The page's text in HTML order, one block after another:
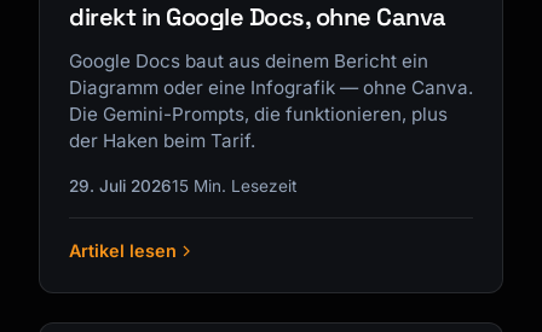
direkt in Google Docs, ohne Canva
Google Docs baut aus deinem Bericht ein
Diagramm oder eine Infografik — ohne Canva.
Die Gemini-Prompts, die funktionieren, plus
der Haken beim Tarif.
29. Juli 202615 Min. Lesezeit
Artikel lesen